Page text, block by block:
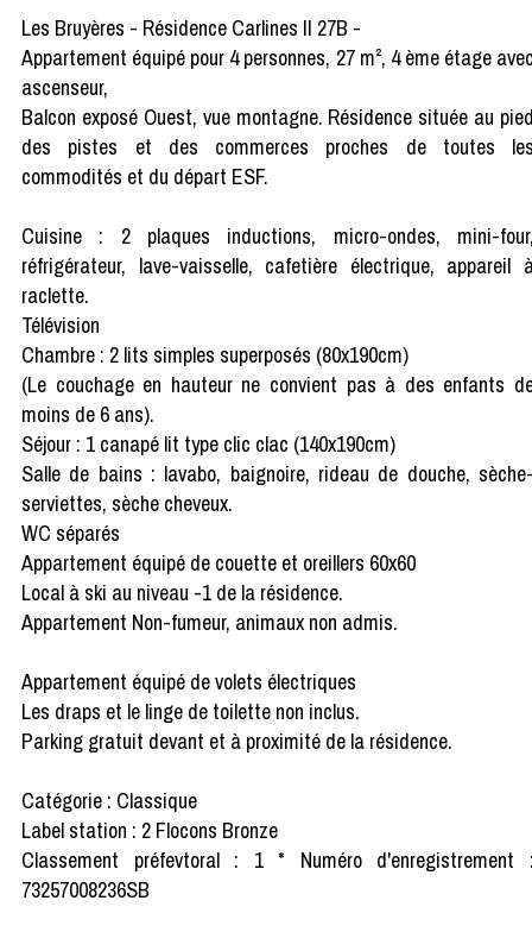
Les Bruyères - Résidence Carlines II 27B -
Appartement équipé pour 4 personnes, 27 m², 4 ème étage
ascenseur,
Balcon exposé Ouest, vue montagne. Résidence située au
des pistes et des commerces proches de toutes
commodités et du départ ESF.
Cuisine : 2 plaques inductions, micro-ondes, mini-
réfrigérateur, lave-vaisselle, cafetière électrique, appareil
raclette.
Télévision
Chambre : 2 lits simples superposés (80x190cm)
(Le couchage en hauteur ne convient pas à des enfants
moins de 6 ans).
Séjour : 1 canapé lit type clic clac (140x190cm)
Salle de bains : lavabo, baignoire, rideau de douche,
serviettes, sèche cheveux.
WC séparés
Appartement équipé de couette et oreillers 60x60
Local à ski au niveau -1 de la résidence.
Appartement Non-fumeur, animaux non admis.
Appartement équipé de volets électriques
Les draps et le linge de toilette non inclus.
Parking gratuit devant et à proximité de la résidence.
Catégorie : Classique
Label station : 2 Flocons Bronze
Classement préfevtoral : 1 * Numéro d'enregistrement
73257008236SB